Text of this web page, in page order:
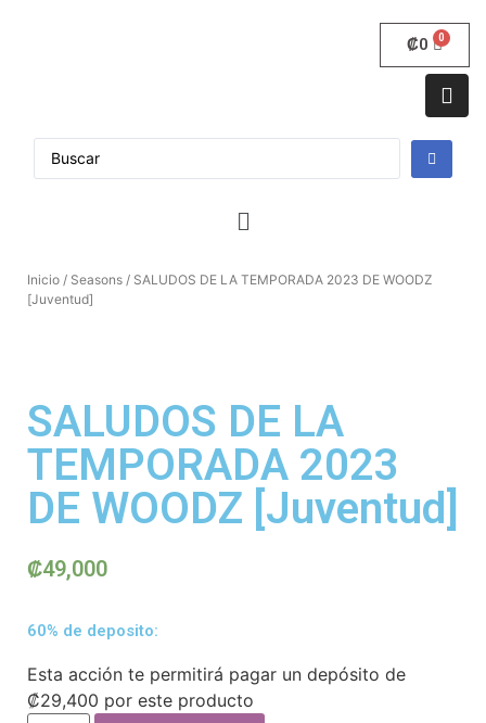
₡0
Inicio / Seasons / SALUDOS DE LA TEMPORADA 2023 DE WOODZ
[Juventud]
SALUDOS DE LA
TEMPORADA 2023
DE WOODZ [Juventud]
₡49,000
60% de deposito:
Esta acción te permitirá pagar un depósito de
₡29,400 por este producto